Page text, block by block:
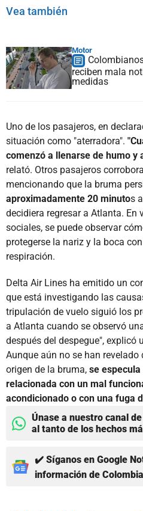
Vea también
Motor
reciben mala
medidas
Uno de los pasajeros, en
situación como "aterradora".
comenzó a llenarse de humo y
relató. Otros pasajeros
mencionando que la bruma
aproximadamente 20 minutos
decidiera regresar a Atlanta. En
sociales, se puede observar
protegerse la nariz y la boca
respiración.
Delta Air Lines ha emitido un
que está investigando las
tripulación de vuelo siguió los
a Atlanta cuando se observó
después del despegue", explicó
Aunque aún no se han revelado
origen de la bruma, se
relacionada con un mal
acondicionado o con una fuga
Únase a nuestro canal
al tanto de los hechos
✔️ Síganos en Google
información de